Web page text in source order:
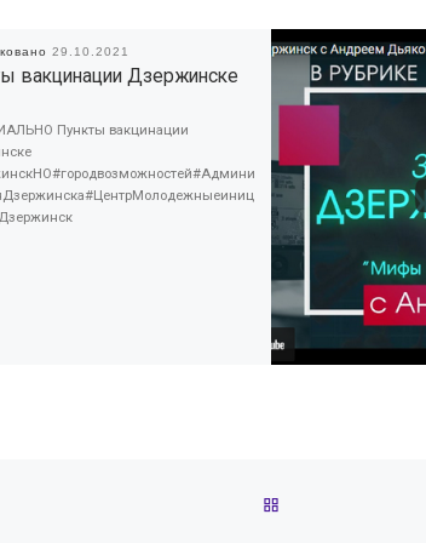
29.10.2021
вакцинации Дзержинске
Пункты вакцинации